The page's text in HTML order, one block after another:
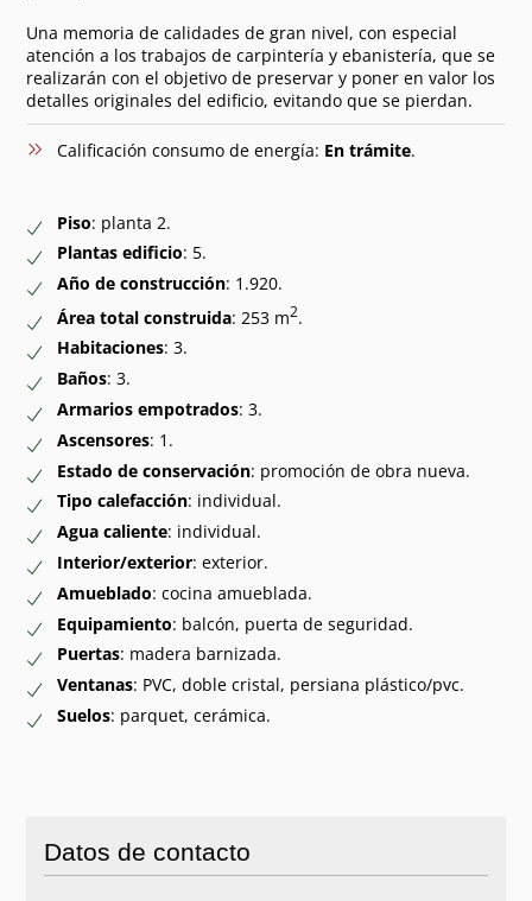
Una memoria de calidades de gran nivel, con especial
atención a los trabajos de carpintería y ebanistería, que se
realizarán con el objetivo de preservar y poner en valor los
detalles originales del edificio, evitando que se pierdan.
Calificación consumo de energía: En trámite.
Piso: planta 2.
Plantas edificio: 5.
Año de construcción: 1.920.
Área total construida: 253 m2.
Habitaciones: 3.
Baños: 3.
Armarios empotrados: 3.
Ascensores: 1.
Estado de conservación: promoción de obra nueva.
Tipo calefacción: individual.
Agua caliente: individual.
Interior/exterior: exterior.
Amueblado: cocina amueblada.
Equipamiento: balcón, puerta de seguridad.
Puertas: madera barnizada.
Ventanas: PVC, doble cristal, persiana plástico/pvc.
Suelos: parquet, cerámica.
Datos de contacto